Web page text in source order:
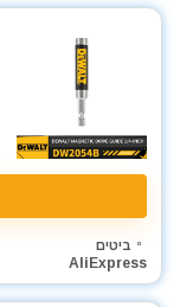
ביטים
AliExpress